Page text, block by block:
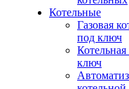
Котельные
Газовая
под ключ
ключ